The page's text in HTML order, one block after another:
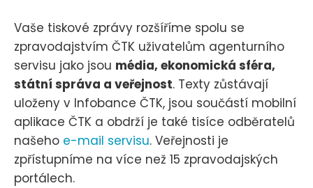
Vaše tiskové zprávy rozšíříme spolu se
zpravodajstvím ČTK uživatelům agenturního
servisu jako jsou média, ekonomická sféra,
státní správa a veřejnost. Texty zůstávají
uloženy v Infobance ČTK, jsou součástí mobilní
aplikace ČTK a obdrží je také tisíce odběratelů
našeho e-mail servisu. Veřejnosti je
zpřístupníme na více než 15 zpravodajských
portálech.